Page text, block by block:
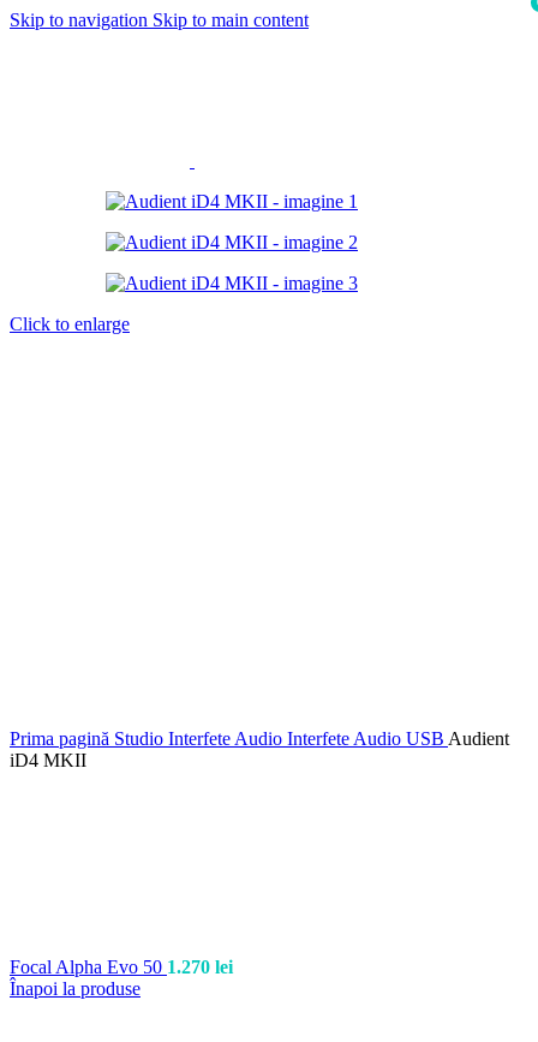
Skip to navigation Skip to main content
Click to enlarge
Prima pagină Studio Interfete Audio Interfete Audio USB Audient
iD4 MKII
Focal Alpha Evo 50 1.270 lei
Înapoi la produse